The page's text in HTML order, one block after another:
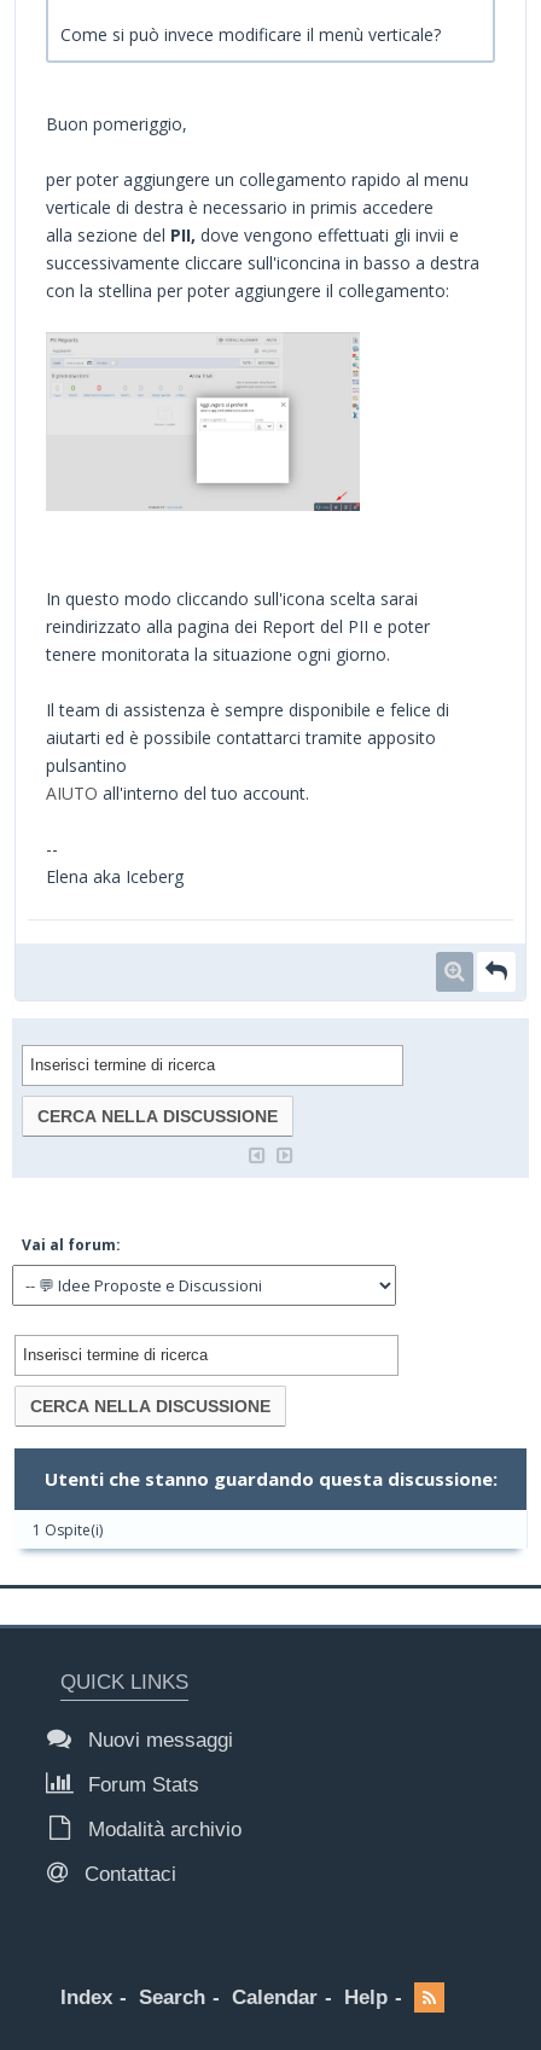
Come si può invece modificare il menù verticale?
Buon pomeriggio,
per poter aggiungere un collegamento rapido al menu
verticale di destra è necessario in primis accedere
alla sezione del PII, dove vengono effettuati gli invii e
successivamente cliccare sull'iconcina in basso a destra
con la stellina per poter aggiungere il collegamento:
In questo modo cliccando sull'icona scelta sarai
reindirizzato alla pagina dei Report del PII e poter
tenere monitorata la situazione ogni giorno.
Il team di assistenza è sempre disponibile e felice di
aiutarti ed è possibile contattarci tramite apposito
pulsantino
AIUTO all'interno del tuo account.
--
Elena aka Iceberg
Vai al forum:
Utenti che stanno guardando questa discussione:
1 Ospite(i)
QUICK LINKS
Nuovi messaggi
Forum Stats
Modalità archivio
Contattaci
Index Search Calendar Help